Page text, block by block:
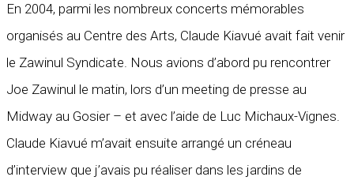
En 2004, parmi les nombreux concerts mémorables
organisés au Centre des Arts, Claude Kiavué avait fait venir
le Zawinul Syndicate. Nous avions d’abord pu rencontrer
Joe Zawinul le matin, lors d’un meeting de presse au
Midway au Gosier – et avec l’aide de Luc Michaux-Vignes.
Claude Kiavué m’avait ensuite arrangé un créneau
d’interview que j’avais pu réaliser dans les jardins de